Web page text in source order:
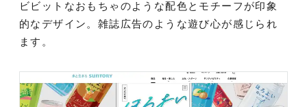
ビビットなおもちゃのような配色とモチーフが印象
的なデザイン。雑誌広告のような遊び心が感じられ
ます。